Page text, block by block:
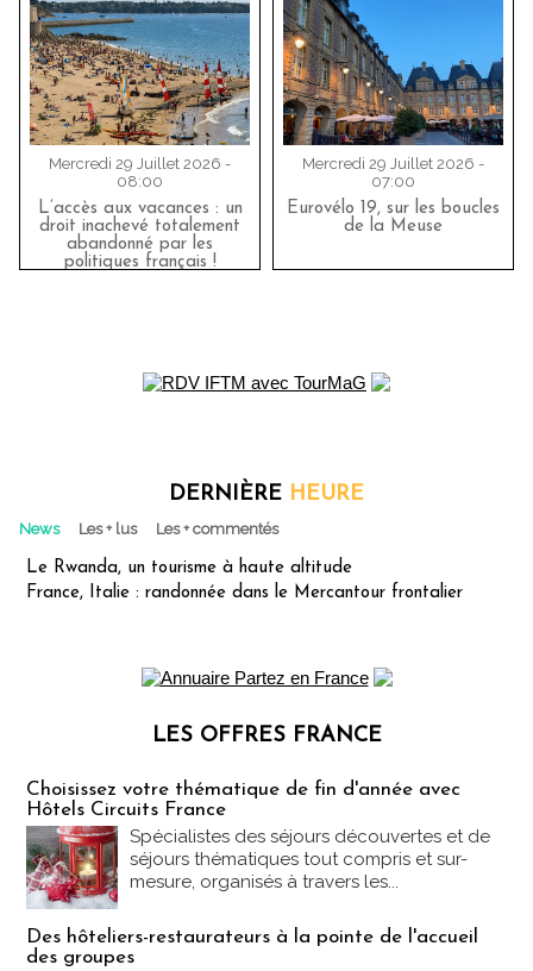
Mercredi 29 Juillet 2026 -
08:00
L’accès aux vacances : un
droit inachevé totalement
abandonné par les
politiques français !
Mercredi 29 Juillet 2026 -
07:00
Eurovélo 19, sur les boucles
de la Meuse
DERNIÈRE HEURE
News Les + lus Les + commentés
Le Rwanda, un tourisme à haute altitude
France, Italie : randonnée dans le Mercantour frontalier
LES OFFRES FRANCE
Choisissez votre thématique de fin d'année avec
Hôtels Circuits France
Spécialistes des séjours découvertes et de
séjours thématiques tout compris et sur-
mesure, organisés à travers les...
Des hôteliers-restaurateurs à la pointe de l'accueil
des groupes